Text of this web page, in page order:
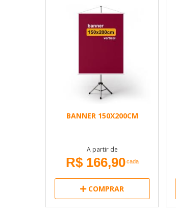
BANNER 150X200CM
A partir de
R$ 166,90 cada
COMPRAR